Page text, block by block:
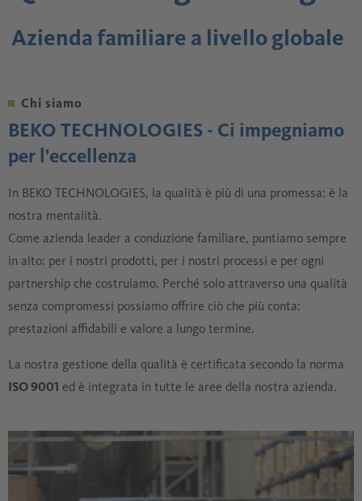
Azienda familiare a livello globale
Chi siamo
BEKO TECHNOLOGIES - Ci impegniamo
per l'eccellenza
In BEKO TECHNOLOGIES, la qualità è più di una promessa: è la
nostra mentalità.
Come azienda leader a conduzione familiare, puntiamo sempre
in alto: per i nostri prodotti, per i nostri processi e per ogni
partnership che costruiamo. Perché solo attraverso una qualità
senza compromessi possiamo offrire ciò che più conta:
prestazioni affidabili e valore a lungo termine.
La nostra gestione della qualità è certificata secondo la norma
ISO 9001 ed è integrata in tutte le aree della nostra azienda.